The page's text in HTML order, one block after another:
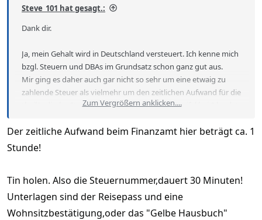
Steve_101 hat gesagt.:
Dank dir.
Ja, mein Gehalt wird in Deutschland versteuert. Ich kenne mich
bzgl. Steuern und DBAs im Grundsatz schon ganz gut aus.
Mir ging es daher auch gar nicht so sehr um eine etwaig zu
zahlende Steuer als vielmehr um den zeitlichen Aufwand für die
thailändische Steuererklärung, die dann im Zweifel bei 0 landet.
Daher hab ich mich gefragt, wie und wo das dann
möglicherweise aufploppt.
noch einer der glücklichen die mit dem DTV eins bekommen
haben und denen es (noch) nicht zugemacht wurde. Da
überweise ich natürlich schon Geld hin.
Zum Vergrößern anklicken....
Der zeitliche Aufwand beim Finanzamt hier beträgt ca. 1
Stunde!
Tin holen. Also die Steuernummer,dauert 30 Minuten!
Unterlagen sind der Reisepass und eine
Wohnsitzbestätigung,oder das "Gelbe Hausbuch"